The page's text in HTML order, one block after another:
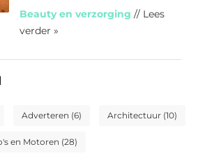
Adverteren (6) Architectuur (10)
en Motoren (28)
Beauty en verzorging // Lees
verder »